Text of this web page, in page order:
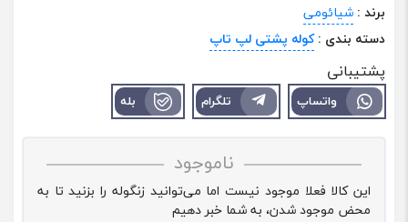
برند : شیائومی
دسته بندی :کوله پشتی لپ تاپ
پشتیبانی
واتساپ تلگرام بله
ناموجود
این کالا فعلا موجود نیست اما می‌توانید زنگوله را بزنید تا به
محض موجود شدن، به شما خبر دهیم